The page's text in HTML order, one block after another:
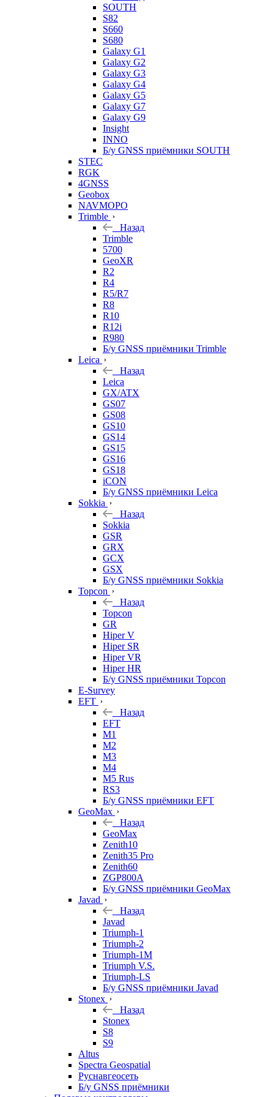
SOUTH
S82
S660
S680
Galaxy G1
Galaxy G2
Galaxy G3
Galaxy G4
Galaxy G5
Galaxy G7
Galaxy G9
Insight
INNO
Б/у GNSS приёмники SOUTH
STEC
RGK
4GNSS
Geobox
NAVMOPO
Trimble
Назад
Trimble
5700
GeoXR
R2
R4
R5/R7
R8
R10
R12i
R980
Б/у GNSS приёмники Trimble
Leica
Назад
Leica
GX/ATX
GS07
GS08
GS10
GS14
GS15
GS16
GS18
iCON
Б/у GNSS приёмники Leica
Sokkia
Назад
Sokkia
GSR
GRX
GCX
GSX
Б/у GNSS приёмники Sokkia
Topcon
Назад
Topcon
GR
Hiper V
Hiper SR
Hiper VR
Hiper HR
Б/у GNSS приёмники Topcon
E-Survey
EFT
Назад
EFT
M1
M2
M3
M4
M5 Rus
RS3
Б/у GNSS приёмники EFT
GeoMax
Назад
GeoMax
Zenith10
Zenith35 Pro
Zenith60
ZGP800A
Б/у GNSS приёмники GeoMax
Javad
Назад
Javad
Triumph-1
Triumph-2
Triumph-1M
Triumph V.S.
Triumph-LS
Б/у GNSS приёмники Javad
Stonex
Назад
Stonex
S8
S9
Altus
Spectra Geospatial
Руснавгеосеть
Б/у GNSS приёмники